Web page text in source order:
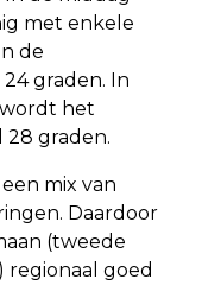
met enkele
de
graden. In
het
28 graden.
mix van
Daardoor
(tweede
regionaal goed